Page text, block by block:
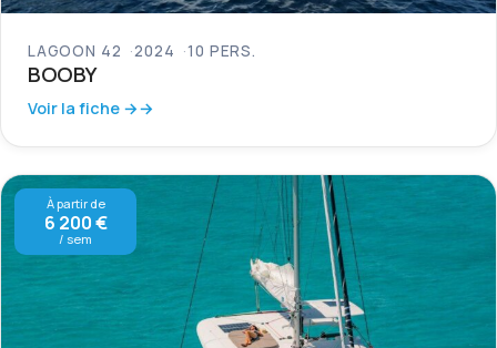
LAGOON 42 2024 10 PERS.
BOOBY
Voir la fiche →
À partir de
6 200 €
/ sem